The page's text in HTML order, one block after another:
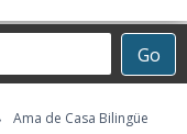
Go
Ama de Casa Bilingüe